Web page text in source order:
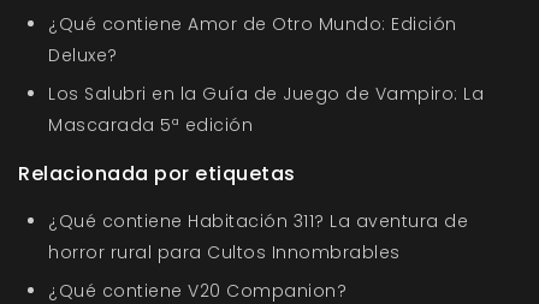
¿Qué contiene Amor de Otro Mundo: Edición
Deluxe?
Los Salubri en la Guía de Juego de Vampiro: La
Mascarada 5ª edición
Relacionada por etiquetas
¿Qué contiene Habitación 311? La aventura de
horror rural para Cultos Innombrables
¿Qué contiene V20 Companion?